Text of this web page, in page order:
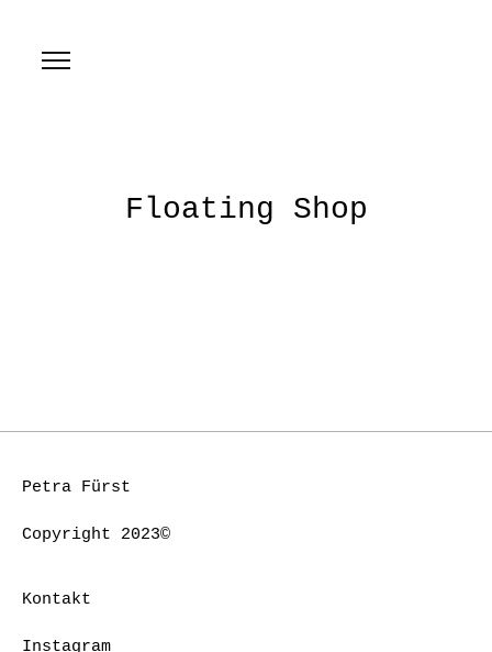
Floating Shop
Petra Fürst
Copyright 2023©
Kontakt
Instagram